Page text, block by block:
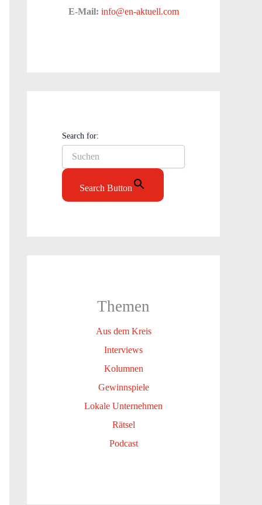
E-Mail: info@en-aktuell.com
Search for:
Search Button
Themen
Aus dem Kreis
Interviews
Kolumnen
Gewinnspiele
Lokale Unternehmen
Rätsel
Podcast